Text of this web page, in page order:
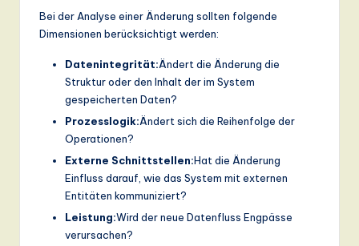
Bei der Analyse einer Änderung sollten folgende
Dimensionen berücksichtigt werden:
Datenintegrität:Ändert die Änderung die
Struktur oder den Inhalt der im System
gespeicherten Daten?
Prozesslogik:Ändert sich die Reihenfolge der
Operationen?
Externe Schnittstellen:Hat die Änderung
Einfluss darauf, wie das System mit externen
Entitäten kommuniziert?
Leistung:Wird der neue Datenfluss Engpässe
verursachen?